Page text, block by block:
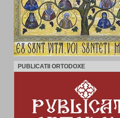
PUBLICATII ORTODOXE